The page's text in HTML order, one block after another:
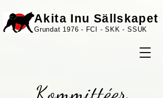
Akita Inu Sällskapet
Grundat 1976 - FCI - SKK - SSUK